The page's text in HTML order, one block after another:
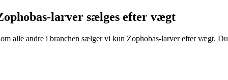
larver sælges efter vægt
alle andre i branchen sælger vi kun Zophobas-larver efter vægt.